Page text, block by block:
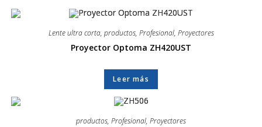
Lente ultra corta, productos, Profesional, Proyectores
Proyector Optoma ZH420UST
Leer más
productos, Profesional, Proyectores